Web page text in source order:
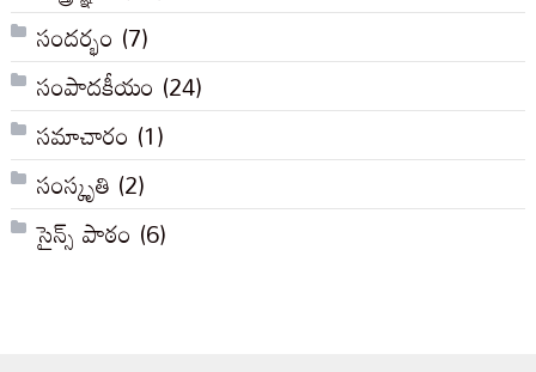
సందర్భం (7)
సంపాదకీయం (24)
సమాచారం (1)
సంస్కృతి (2)
సైన్స్ పాఠం (6)